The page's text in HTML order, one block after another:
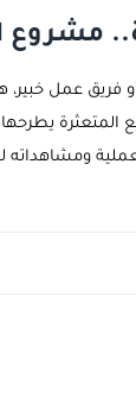
فريق عمل خبير،
المتعثرة
ومشاهداته